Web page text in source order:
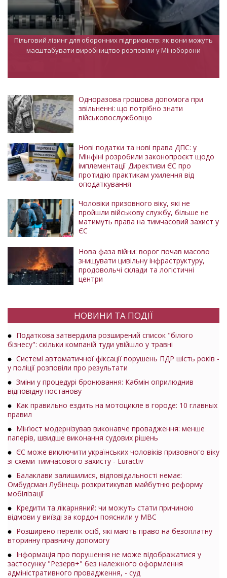
Пільговий лізинг для оборонних підприємств: як вони можуть
масштабувати виробництво розповіли у Міноборони
Одноразова грошова допомога при
звільненні: що потрібно знати
військовослужбовцю
Нові податки та нові права ДПС: у
Мінфіні розробили законопроєкт щодо
імплементації Директиви ЄС про
протидію практикам ухилення від
оподаткування
Чоловіки призовного віку, які не
пройшли військову службу, більше не
матимуть права на тимчасовий захист у
ЄС
Нова фаза війни: ворог почав масово
знищувати цивільну інфраструктуру,
продовольчі склади та логістичні
центри
НОВИНИ ТА ПОДІЇ
Податкова затвердила розширений список "білого
бізнесу": скільки компаній туди увійшло у травні
Системі автоматичної фіксації порушень ПДР шість років -
у поліції розповіли про результати
Зміни у процедурі бронювання: Кабмін оприлюднив
відповідну постанову
Как правильно ездить на мотоцикле в городе: 10 главных
правил
Мін’юст модернізував виконавче провадження: менше
паперів, швидше виконання судових рішень
ЄС може виключити українських чоловіків призовного віку
зі схеми тимчасового захисту - Euractiv
Балаклави залишилися, відповідальності немає:
Омбудсман Лубінець розкритикував майбутню реформу
мобілізації
Кредити та лікарняний: чи можуть стати причиною
відмови у виїзді за кордон пояснили у МВС
Розширено перелік осіб, які мають право на безоплатну
вторинну правничу допомогу
Інформація про порушення не може відображатися у
застосунку "Резерв+" без належного оформлення
адміністративного провадження, - суд